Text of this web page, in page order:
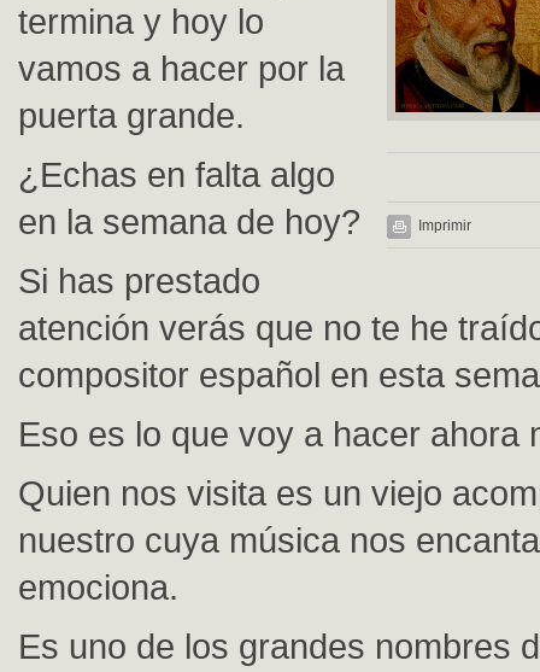
Imprimir
termina y hoy lo
vamos a hacer por la
puerta grande.
¿Echas en falta algo
en la semana de hoy?
Si has prestado
atención verás que no te he
compositor español en esta
Eso es lo que voy a hacer ahora
Quien nos visita es un viejo
nuestro cuya música nos
emociona.
Es uno de los grandes nombres